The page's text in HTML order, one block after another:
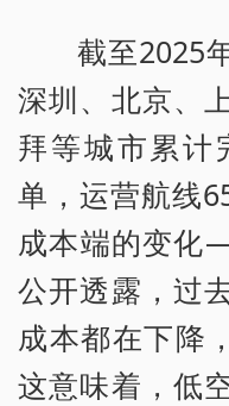
截至2025
深圳、北京、
拜等城市累计
单，运营航线
成本端的变化
公开透露，过
成本都在下降
这意味着，低